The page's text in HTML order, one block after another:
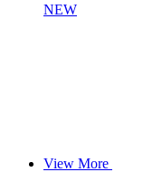
NEW
View More